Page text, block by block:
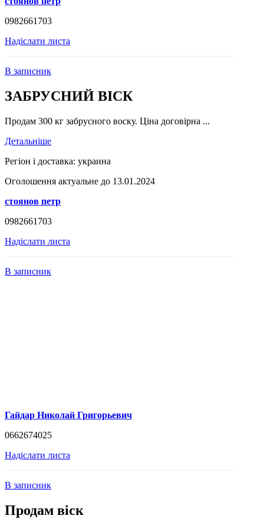
0982661703
Надіслати листа
В записник
ЗАБРУСНИЙ ВІСК
Продам 300 кг забрусного воску. Ціна договірна ...
Детальніше
Регіон і доставка: украина
Оголошення актуальне до 13.01.2024
стоянов петр
0982661703
Надіслати листа
В записник
Гайдар Николай Григорьевич
0662674025
Надіслати листа
В записник
Продам віск